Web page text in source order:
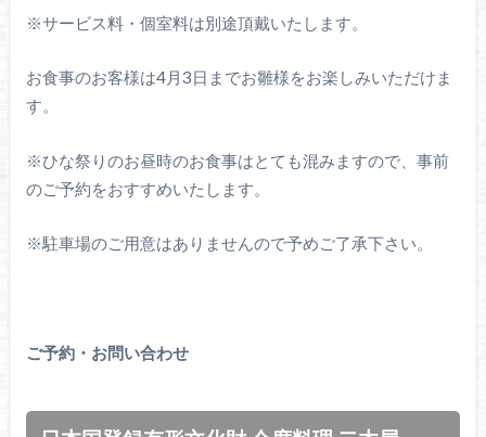
※サービス料・個室料は別途頂戴いたします。
お食事のお客様は4月3日までお雛様をお楽しみいただけま
す。
※ひな祭りのお昼時のお食事はとても混みますので、事前
のご予約をおすすめいたします。
※駐車場のご用意はありませんので予めご了承下さい。
ご予約・お問い合わせ